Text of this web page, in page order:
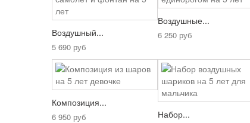
Воздушный...
5 690 руб
Воздушные...
6 250 руб
Композиция...
6 950 руб Набор...